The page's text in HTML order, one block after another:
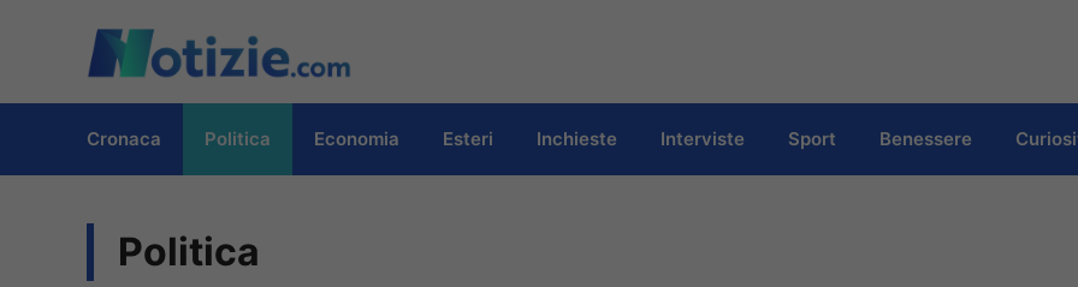
contenuto
Cronaca Politica Economia Esteri Inchieste Interviste Sport Benessere
Politica